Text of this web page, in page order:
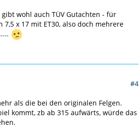
wohl auch TÜV Gutachten - für
x 17 mit ET30, also doch mehrere
#4
als die bei den originalen Felgen.
kommt, zb ab 315 aufwärts, würde das